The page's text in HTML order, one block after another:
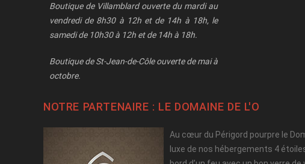
Boutique de Villamblard ouverte du mardi au
vendredi de 8h30 à 12h et de 14h à 18h, le
samedi de 10h30 à 12h et de 14h à 18h.
Boutique de St-Jean-de-Côle ouverte de mai à
octobre.
NOTRE PARTENAIRE : LE DOMAINE DE L'O
Au cœur du Périgord pourpre le
luxe de nos hébergements 4